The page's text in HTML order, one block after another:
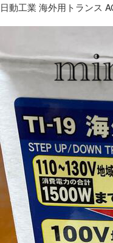
日動工業 海外用トランス